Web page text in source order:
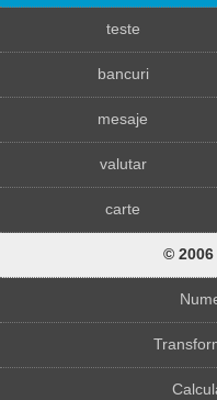
teste
bancuri
mesaje
valutar
carte
© 2006